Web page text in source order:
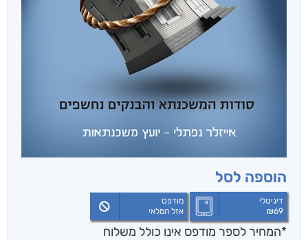
הוספה לסל
דיגיטלי
₪69
מודפס
אזל המלאי
*המחיר לספר מודפס אינו כולל משלוח